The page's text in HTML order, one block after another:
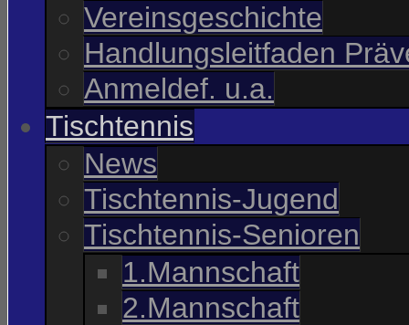
Vereinsgeschichte
Handlungsleitfaden
Anmeldef. u.a.
Tischtennis
News
Tischtennis-Jugend
Tischtennis-Senioren
1.Mannschaft
2.Mannschaft